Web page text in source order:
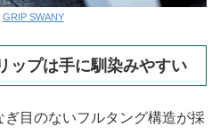
GRIP SWANY
ップは手に馴染みやすい
目のないフルタング構造が採